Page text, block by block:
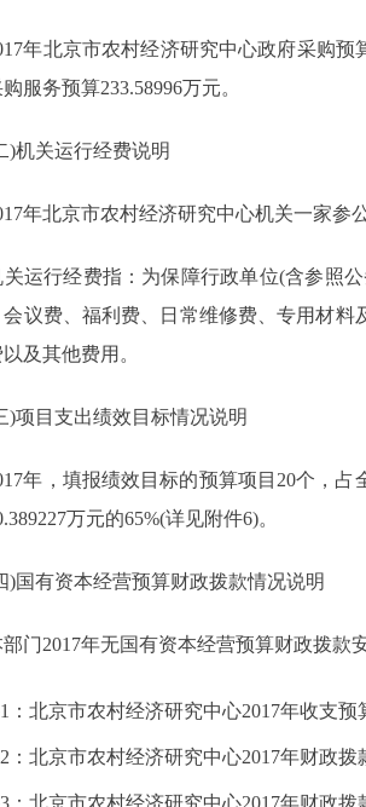
北京市农村经济研究中心政府采购预算
服务预算233.58996万元。
关运行经费说明
北京市农村经济研究中心机关一家参公
行经费指：为保障行政单位(含参照公
议费、福利费、日常维修费、专用材
及其他费用。
目支出绩效目标情况说明
，填报绩效目标的预算项目20个，占
万元的65%(详见附件6)。
有资本经营预算财政拨款情况说明
2017年无国有资本经营预算财政拨款
：北京市农村经济研究中心2017年收支预
：北京市农村经济研究中心2017年财政拨
：北京市农村经济研究中心2017年财政